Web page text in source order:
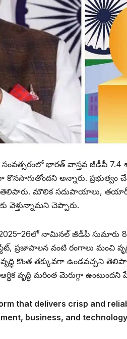
సంవత్సరంలో భారత్ వాస్తవ జీడీపీ 7.4
కొనసాగుతోందని అన్నారు.
తెలిపారు. మౌలిక సదుపాయాలు,
వెళ్తున్నామని చెప్పారు.
నామినల్ జీడీపీ సుమారు 8
ప్రజాపాలన వంటి రంగాలు మంచి
కొంత తక్కువగా ఉండవచ్చని
వృద్ధి మరింత మెరుగ్గా ఉంటుందని
that delivers crisp and
business, and